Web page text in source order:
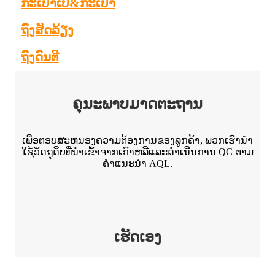
ກະເປົາເປ້&ກະເປົາ
ຖົງສັດລ້ຽງ
ຖົງດົນຕີ
ຄຸນະພາບມາດຕະຖານ
ເພື່ອຕອບສະຫນອງຄວາມຕ້ອງການຂອງລູກຄ້າ, ພວກເຮົານໍາ
ໃຊ້ວັດຖຸດິບທີ່ນໍາເຂົ້າຈາກເກົາຫລີແລະດໍາເນີນການ QC ຕາມ
ຄໍາແນະນໍາ AQL.
ເຮັດເອງ